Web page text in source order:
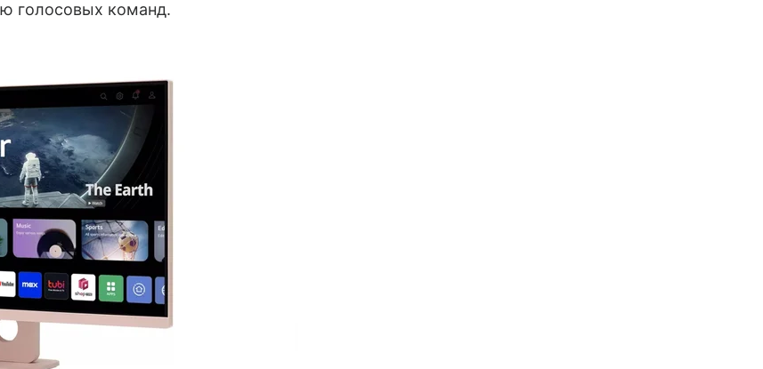
голосовых команд.